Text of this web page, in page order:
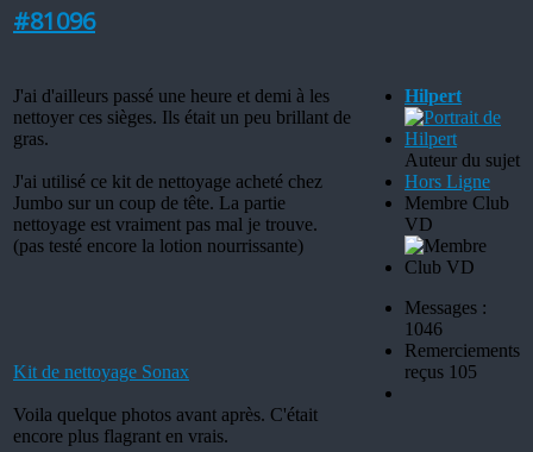
#81096
J'ai d'ailleurs passé une heure et demi à les
nettoyer ces sièges. Ils était un peu brillant de
gras.
J'ai utilisé ce kit de nettoyage acheté chez
Jumbo sur un coup de tête. La partie
nettoyage est vraiment pas mal je trouve.
(pas testé encore la lotion nourrissante)
Kit de nettoyage Sonax
Voila quelque photos avant après. C'était
encore plus flagrant en vrais.
Hilpert
Auteur du sujet
Hors Ligne
Membre Club
VD
Messages :
1046
Remerciements
reçus 105